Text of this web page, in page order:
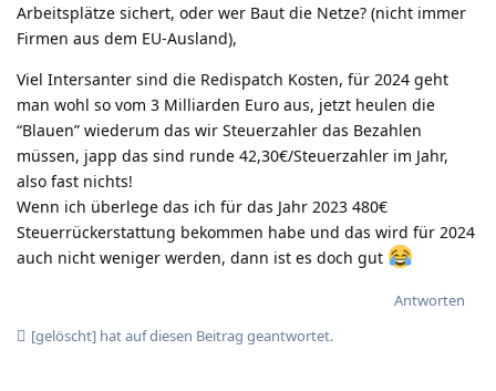
Arbeitsplätze sichert, oder wer Baut die Netze? (nicht immer
Firmen aus dem EU-Ausland),
Viel Intersanter sind die Redispatch Kosten, für 2024 geht
man wohl so vom 3 Milliarden Euro aus, jetzt heulen die
“Blauen” wiederum das wir Steuerzahler das Bezahlen
müssen, japp das sind runde 42,30€/Steuerzahler im Jahr,
also fast nichts!
Wenn ich überlege das ich für das Jahr 2023 480€
Steuerrückerstattung bekommen habe und das wird für 2024
auch nicht weniger werden, dann ist es doch gut
Antworten
[gelöscht] hatauf diesen Beitrag geantwortet.